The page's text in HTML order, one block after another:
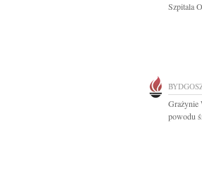
Szpitala
Grażynie
powodu